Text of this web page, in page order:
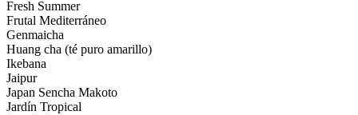
Fresh Summer
Frutal Mediterráneo
Genmaicha
Huang cha (té puro amarillo)
Ikebana
Jaipur
Japan Sencha Makoto
Jardín Tropical